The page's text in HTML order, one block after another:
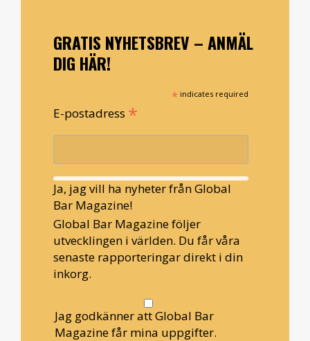
GRATIS NYHETSBREV – ANMÄL
DIG HÄR!
* indicates required
E-postadress *
Ja, jag vill ha nyheter från Global
Bar Magazine!
Global Bar Magazine följer
utvecklingen i världen. Du får våra
senaste rapporteringar direkt i din
inkorg.
Jag godkänner att Global Bar
Magazine får mina uppgifter.